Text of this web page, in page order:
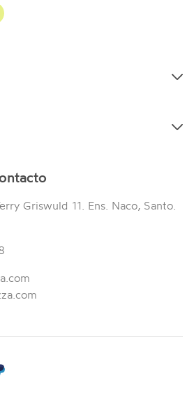
Griswuld 11. Ens. Naco, Santo.